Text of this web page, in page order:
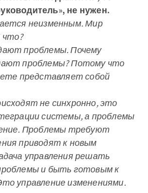
не нужен.
неизменным. Мир
что?
проблемы. Почему
проблемы? Потому что
представляет собой
не синхронно, это
системы, а проблемы
Проблемы требуют
приводят к новым
управления решать
и быть готовым к
управление изменениями.